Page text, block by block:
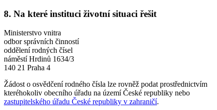
8. Na které instituci životní situaci řešit
Ministerstvo vnitra
odbor správních činností
oddělení rodných čísel
náměstí Hrdinů 1634/3
140 21 Praha 4
Žádost o osvědčení rodného čísla lze rovněž podat prostřednictvím
kteréhokoliv obecního úřadu na území České republiky nebo
zastupitelského úřadu České republiky v zahraničí.